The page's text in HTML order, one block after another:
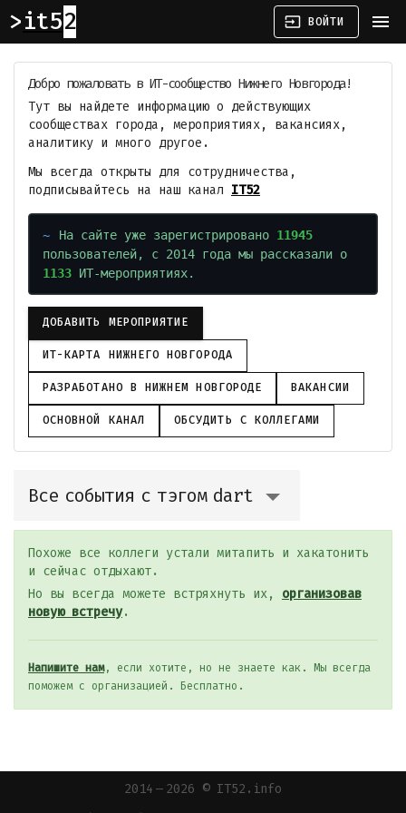
it52 input ВОЙТИ menu
Добро пожаловать в ИТ-сообщество Нижнего Новгорода!
Тут вы найдете информацию о действующих
сообществах города, мероприятиях, вакансиях,
аналитику и много другое.
Мы всегда открыты для сотрудничества,
подписывайтесь на наш канал IT52
На сайте уже зарегистрировано 11945
пользователей, с 2014 года мы рассказали о
1133 ИТ-мероприятиях.
ДОБАВИТЬ МЕРОПРИЯТИЕ
ИТ-КАРТА НИЖНЕГО НОВГОРОДА
РАЗРАБОТАНО В НИЖНЕМ НОВГОРОДЕ ВАКАНСИИ
ОСНОВНОЙ КАНАЛ ОБСУДИТЬ С КОЛЛЕГАМИ
Все события с тэгом dart
Похоже все коллеги устали митапить и хакатонить
и сейчас отдыхают.
Но вы всегда можете встряхнуть их, организовав
новую встречу.
Напишите нам, если хотите, но не знаете как. Мы всегда
поможем с организацией. Бесплатно.
2014 — 2026 © IT52.info